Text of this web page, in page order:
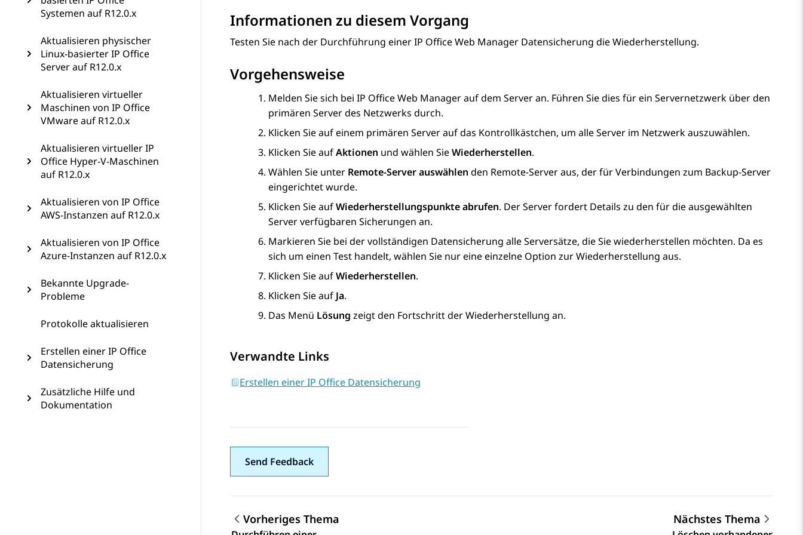
Systemen auf R12.0.x
Aktualisieren physischer
Linux-basierter IP Office
Server auf R12.0.x
Aktualisieren virtueller
Maschinen von IP Office
VMware auf R12.0.x
Aktualisieren virtueller IP
Office Hyper-V-Maschinen
auf R12.0.x
Aktualisieren von IP Office
AWS-Instanzen auf R12.0.x
Aktualisieren von IP Office
Azure-Instanzen auf R12.0.x
Bekannte Upgrade-
Probleme
Protokolle aktualisieren
Erstellen einer IP Office
Datensicherung
Zusätzliche Hilfe und
Dokumentation
Informationen zu diesem Vorgang
Testen Sie nach der Durchführung einerIP Office Web Manager Datensicherung die Wiederherstellung.
Vorgehensweise
Melden Sie sich bei IP Office Web Managerauf dem Server an. Führen Sie dies für ein Servernetzwerk über den
primären Server des Netzwerks durch.
Klicken Sie auf einem primären Server auf das Kontrollkästchen, um alle Server im Netzwerk auszuwählen.
Klicken Sie aufAktionen und wählen SieWiederherstellen.
Wählen Sie unter Remote-Server auswählen den Remote-Server aus, der für Verbindungen zum Backup-Server
eingerichtet wurde.
Klicken Sie aufWiederherstellungspunkte abrufen. Der Server fordert Details zu den für die ausgewählten
Server verfügbaren Sicherungen an.
Markieren Sie bei der vollständigen Datensicherung alle Serversätze, die Sie wiederherstellen möchten. Da es
sich um einen Test handelt, wählen Sie nur eine einzelne Option zur Wiederherstellung aus.
Klicken Sie aufWiederherstellen.
Klicken Sie auf Ja.
Das Menü Lösung zeigt den Fortschritt der Wiederherstellung an.
Verwandte Links
Erstellen einer IP Office Datensicherung
Send Feedback
Vorheriges Thema Nächstes Thema